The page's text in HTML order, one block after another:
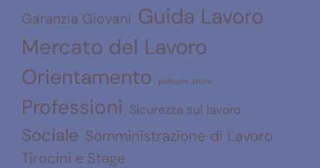
Garanzia Giovani Guida Lavoro
Mercato del Lavoro
Orientamento politiche attive
Professioni Sicurezza sul lavoro
Sociale Somministrazione di Lavoro
Tirocini e Stage